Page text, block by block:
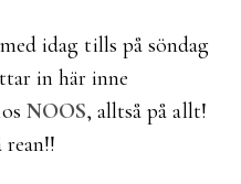
idag tills på söndag
in här inne
NOOS, alltså på allt!
rean!!